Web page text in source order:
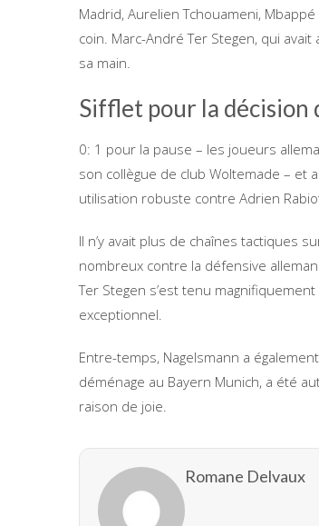
Madrid, Aurelien Tchouameni,
coin. Marc-André Ter Stegen, qui
sa main.
Sifflet pour la décision
0: 1 pour la pause – les joueurs
son collègue de club Woltemade – et
utilisation robuste contre Adrien
Il n’y avait plus de chaînes tactiques
nombreux contre la défensive
Ter Stegen s’est tenu
exceptionnel.
Entre-temps, Nagelsmann a
déménage au Bayern Munich, a été
raison de joie.
Romane Delvaux